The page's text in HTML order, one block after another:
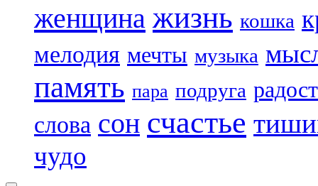
женщина жизнь кошка
мелодия мечты музыка
память пара подруга
слова сон счастье
чудо